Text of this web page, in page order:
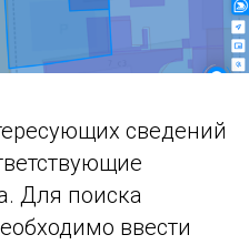
сведений
Для поиска
ввести